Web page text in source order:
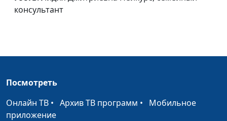
Как пережить развод?
консультант
прощения?
Нейкурс, семейный
консультант
Посмотреть
Онлайн ТВ • Архив ТВ программ • Мобильное
приложение